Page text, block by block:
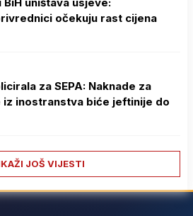
očekuju rast cijena
za SEPA: Naknade za
iz inostranstva biće jeftinije do
JOŠ VIJESTI